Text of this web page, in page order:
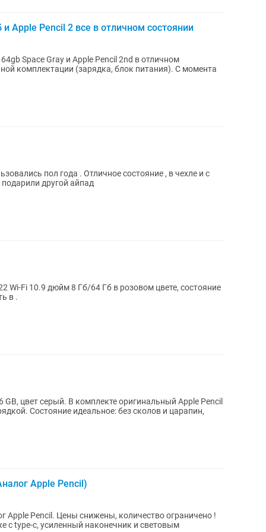
Apple Pencil 2 все в отличном состоянии
Space Gray и Apple Pencil 2nd в отличном
комплектации (зарядка, блок питания). С момента
пол года . Отличное состояние , в чехле и с
другой айпад
Wi-Fi 10.9 дюйм 8 Гб/64 Гб в розовом цвете, состояние
в .
цвет серый. В комплекте оригинальный Apple Pencil
Состояние идеальное: без сколов и царапин,
Apple Pencil)
ограничено !
с type-c, усиленный наконечник и световым